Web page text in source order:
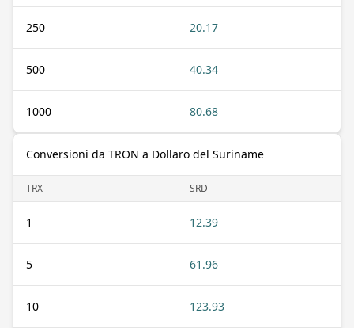
250 20.17
500 40.34
1000 80.68
Conversioni da TRON a Dollaro del Suriname
TRX SRD
1 12.39
5 61.96
10 123.93